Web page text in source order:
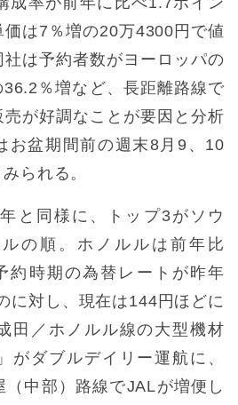
価は7％増の20万4300円で値
は予約者数がヨーロッパの
％増など、長距離路線で
が好調なことが要因と分析
お盆期間前の週末8月9、10
られる。
と同様に、トップ3がソウ
の順。ホノルルは前年比
約時期の為替レートが昨年
に対し、現在は144円ほどに
田／ホノルル線の大型機材
がダブルデイリー運航に、
中部）路線でJALが増便し